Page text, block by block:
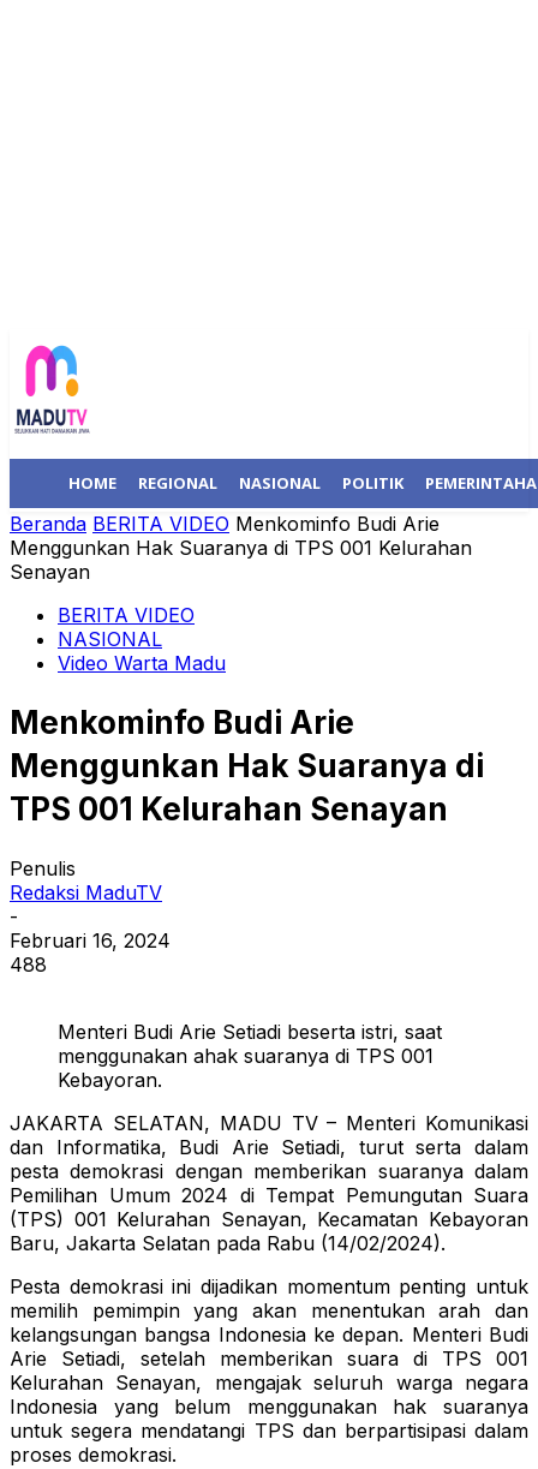
HOME REGIONAL NASIONAL POLITIK
Beranda BERITA VIDEO Menkominfo Budi Arie
Menggunkan Hak Suaranya di TPS 001 Kelurahan
Senayan
BERITA VIDEO
NASIONAL
Video Warta Madu
Menkominfo Budi Arie
Menggunkan Hak Suaranya di
TPS 001 Kelurahan Senayan
Penulis
Redaksi MaduTV
-
Februari 16, 2024
488
Menteri Budi Arie Setiadi beserta istri, saat
menggunakan ahak suaranya di TPS 001
Kebayoran.
JAKARTA SELATAN, MADU TV – Menteri Komunikasi
dan Informatika, Budi Arie Setiadi, turut serta dalam
pesta demokrasi dengan memberikan suaranya dalam
Pemilihan Umum 2024 di Tempat Pemungutan Suara
(TPS) 001 Kelurahan Senayan, Kecamatan Kebayoran
Baru, Jakarta Selatan pada Rabu (14/02/2024).
Pesta demokrasi ini dijadikan momentum penting untuk
memilih pemimpin yang akan menentukan arah dan
kelangsungan bangsa Indonesia ke depan. Menteri Budi
Arie Setiadi, setelah memberikan suara di TPS 001
Kelurahan Senayan, mengajak seluruh warga negara
Indonesia yang belum menggunakan hak suaranya
untuk segera mendatangi TPS dan berpartisipasi dalam
proses demokrasi.